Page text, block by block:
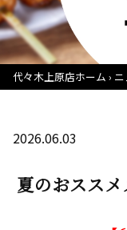
代々木上原店ホーム
2026.06.03
夏のおススメ